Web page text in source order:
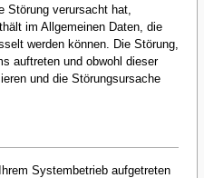
Störung verursacht hat,
im Allgemeinen Daten, die
werden können. Die Störung,
auftreten und obwohl dieser
und die Störungsursache
Systembetrieb aufgetreten